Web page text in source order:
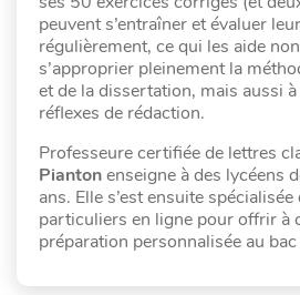
peuvent s’entraîner et évaluer
régulièrement, ce qui les aide
s’approprier pleinement la
et de la dissertation, mais aussi
réflexes de rédaction.
Professeure certifiée de lettres
Piantonenseigne à des lycéens
ans. Elle s’est ensuite
particuliers en ligne pour offrir à
préparation personnalisée au